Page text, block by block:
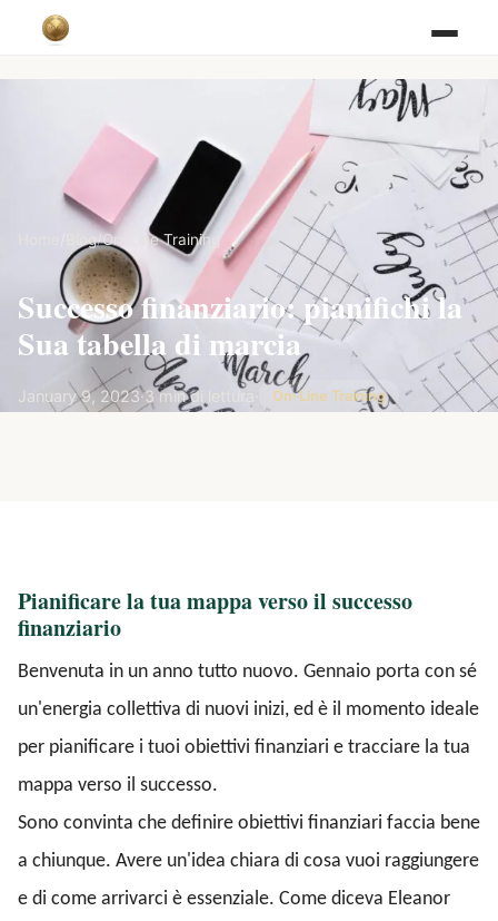
Blog/On-Line Training
Successo finanziario: pianifichi la
Sua tabella di marcia
January 9, 2023·3 min di lettura On-Line Training
Pianificare la tua mappa verso il successo
finanziario
Benvenuta in un anno tutto nuovo. Gennaio porta con sé
un'energia collettiva di nuovi inizi, ed è il momento ideale
per pianificare i tuoi obiettivi finanziari e tracciare la tua
mappa verso il successo.
Sono convinta che definire obiettivi finanziari faccia bene
a chiunque. Avere un'idea chiara di cosa vuoi raggiungere
e di come arrivarci è essenziale. Come diceva Eleanor